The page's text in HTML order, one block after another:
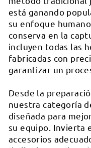
está ganando
su enfoque
conserva en la
incluyen todas las
fabricadas con
garantizar un
Desde la
nuestra categoría
diseñada para
su equipo. Invierta
accesorios